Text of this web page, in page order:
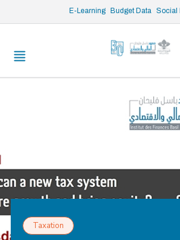
E-Learning Budget Data Social
/* opened search */
Taxation